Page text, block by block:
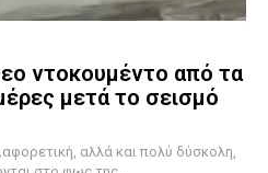
ντοκουμέντο από τα
μετά το σεισμό
αλλά και πολύ δύσκολη,